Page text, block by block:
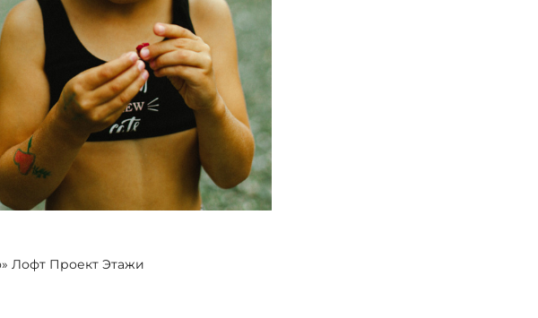
Лофт Проект Этажи